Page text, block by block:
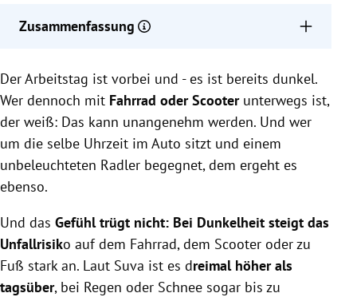
Zusammenfassung
Scooter-Fahrer und Fußgänger laut Suva dreimal
höher, bei Regen oder Schnee sogar bis zu zehnmal
höher als tagsüber.
Helle, reflektierende Kleidung und funktionierende
Beleuchtung erhöhen die Sichtbarkeit deutlich und
können entscheidende Sekunden für die Reaktion
von Autofahrern bringen.
auch tagsüber bei schlechten Sichtverhältnissen
wie Nebel, Regen oder Schnee wichtig.
Der Arbeitstag ist vorbei und - es ist bereits dunkel.
Wer dennoch mit Fahrrad oder Scooter unterwegs ist,
der weiß: Das kann unangenehm werden. Und wer
um die selbe Uhrzeit im Auto sitzt und einem
unbeleuchteten Radler begegnet, dem ergeht es
ebenso.
Und das Gefühl trügt nicht: Bei Dunkelheit steigt das
Unfallrisiko auf dem Fahrrad, dem Scooter oder zu
Fuß stark an. Laut Suva ist es dreimal höher als
tagsüber, bei Regen oder Schnee sogar bis zu